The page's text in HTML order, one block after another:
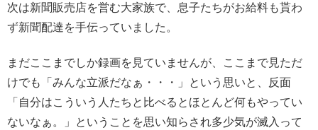
次は新聞販売店を営む大家族で、息子たちがお給料も貰わ
ず新聞配達を手伝っていました。
まだここまでしか録画を見ていませんが、ここまで見ただ
けでも「みんな立派だなぁ・・・」という思いと、反面
「自分はこういう人たちと比べるとほとんど何もやってい
ないなぁ。」ということを思い知らされ多少気が滅入って